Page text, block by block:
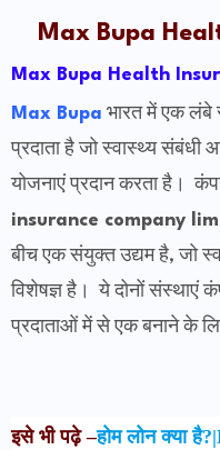
Max Bupa
Max Bupa Health
Max Bupa भारत में एक लंबे
प्रदाता है जो स्वास्थ्य संबंधी
योजनाएं प्रदान करता है।
insurance company
बीच एक संयुक्त उद्यम है, जो
विशेषज्ञ है। ये दोनों संस्थाएं
प्रदाताओं में से एक बनाने के
इसे भी पढ़े –होम लोन क्या